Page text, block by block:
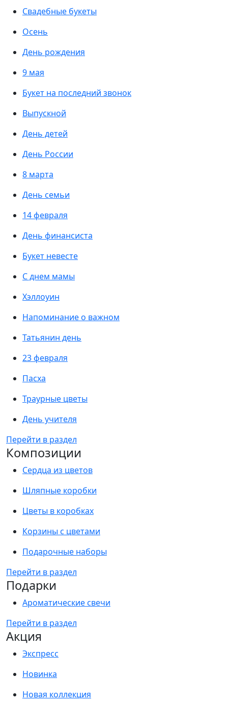
Свадебные букеты
Осень
День рождения
9 мая
Букет на последний звонок
Выпускной
День детей
День России
8 марта
День семьи
14 февраля
День финансиста
Букет невесте
С днем мамы
Хэллоуин
Напоминание о важном
Татьянин день
23 февраля
Пасха
Траурные цветы
День учителя
Перейти в раздел
Композиции
Сердца из цветов
Шляпные коробки
Цветы в коробках
Корзины с цветами
Подарочные наборы
Перейти в раздел
Подарки
Ароматические свечи
Перейти в раздел
Акция
Экспресс
Новинка
Новая коллекция